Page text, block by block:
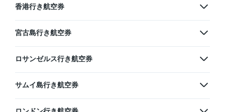
香港行き航空券
宮古島行き航空券
ロサンゼルス行き航空券
サムイ島行き航空券